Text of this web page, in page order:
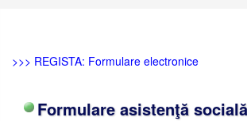
>>> REGISTA: Formulare electronice
Formulare asistenţă socială